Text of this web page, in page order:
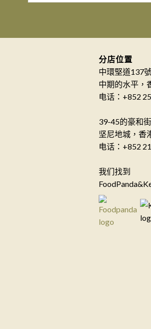
分店位置
中環堅道137
中期的水平，
电话：+852
39-45的豪和街
坚尼地城，香
电话：+852
我们找到